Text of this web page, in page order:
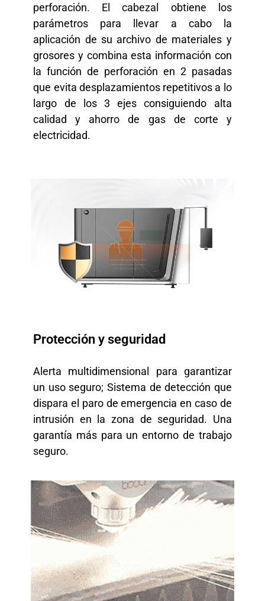
perforación. El cabezal obtiene los
parámetros para llevar a cabo la
aplicación de su archivo de materiales y
grosores y combina esta información con
la función de perforación en 2 pasadas
que evita desplazamientos repetitivos a lo
largo de los 3 ejes consiguiendo alta
calidad y ahorro de gas de corte y
electricidad.
Protección y seguridad
Alerta multidimensional para garantizar
un uso seguro; Sistema de detección que
dispara el paro de emergencia en caso de
intrusión en la zona de seguridad. Una
garantía más para un entorno de trabajo
seguro.